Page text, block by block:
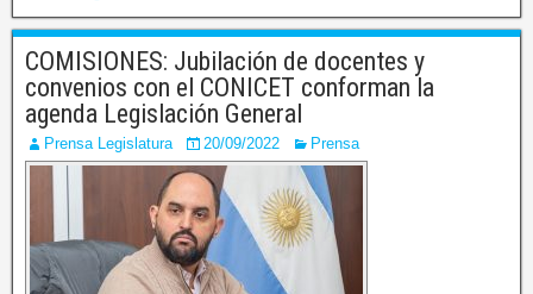
COMISIONES: Jubilación de docentes y
convenios con el CONICET conforman la
agenda Legislación General
Prensa Legislatura 20/09/2022 Prensa